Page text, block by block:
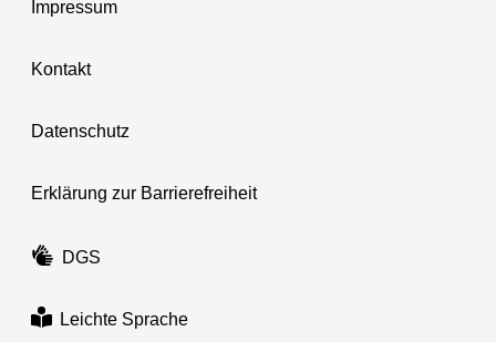
Impressum
Kontakt
Datenschutz
Erklärung zur Barrierefreiheit
DGS
Leichte Sprache